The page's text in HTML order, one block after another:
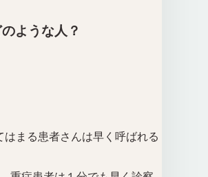
ような人？
まる患者さんは早く呼ばれる